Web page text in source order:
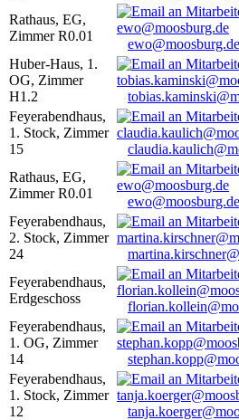
Rathaus, EG,
Zimmer R0.01
ewo@moosburg.de
Huber-Haus, 1.
OG, Zimmer
H1.2
Feyerabendhaus,
1. Stock, Zimmer
15
Rathaus, EG,
Zimmer R0.01
ewo@moosburg.de
Feyerabendhaus,
2. Stock, Zimmer
24
Feyerabendhaus,
Erdgeschoss
Feyerabendhaus,
1. OG, Zimmer
14
Feyerabendhaus,
1. Stock, Zimmer
12